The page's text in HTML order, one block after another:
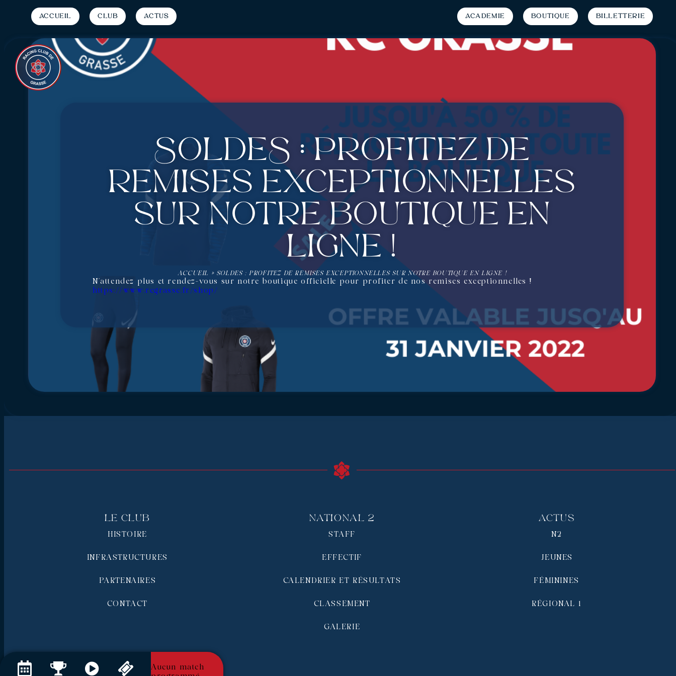
Accueil Club Actus Académie Boutique Billetterie
Aucun match
SOLDES : Profitez de
remises exceptionnelles
sur notre boutique en
ligne !
ACCUEIL » SOLDES : PROFITEZ DE REMISES EXCEPTIONNELLES SUR NOTRE BOUTIQUE EN LIGNE !
N’attendez plus et rendez-vous sur notre boutique officielle pour profiter de nos remises exceptionnelles !
https://www.rcgrasse.fr/shop/
Le Club
HISTOIRE
INFRASTRUCTURES
PARTENAIRES
CONTACT
National 2
STAFF
EFFECTIF
CALENDRIER ET RÉSULTATS
CLASSEMENT
GALERIE
Actus
N2
JEUNES
FÉMININES
RÉGIONAL 1